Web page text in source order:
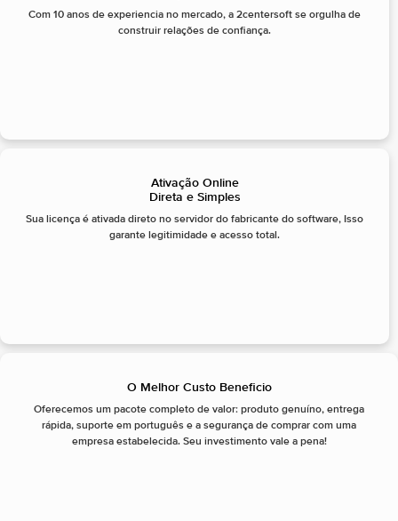
Com 10 anos de experiencia no mercado, a 2centersoft se orgulha de
construir relações de confiança.
Ativação Online
Direta e Simples
Sua licença é ativada direto no servidor do fabricante do software, Isso
garante legitimidade e acesso total.
O Melhor Custo Beneficio
Oferecemos um pacote completo de valor: produto genuíno, entrega
rápida, suporte em português e a segurança de comprar com uma
empresa estabelecida. Seu investimento vale a pena!